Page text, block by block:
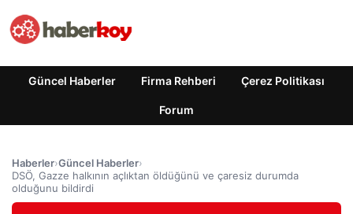
Güncel Haberler Firma Rehberi Çerez Politikası
Forum
Haberler›Güncel Haberler›
DSÖ, Gazze halkının açlıktan öldüğünü ve çaresiz durumda
olduğunu bildirdi